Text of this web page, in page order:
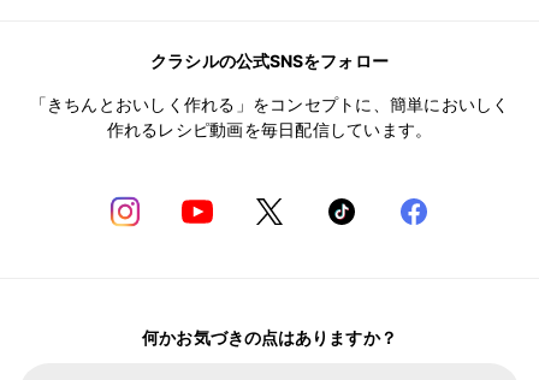
クラシルの公式SNSをフォロー
「きちんとおいしく作れる」をコンセプトに、簡単においしく
作れるレシピ動画を毎日配信しています。
何かお気づきの点はありますか？